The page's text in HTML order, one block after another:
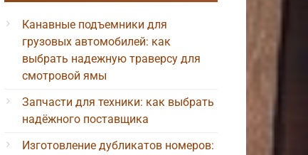
Канавные подъемники для
грузовых автомобилей: как
выбрать надежную траверсу для
смотровой ямы
Запчасти для техники: как выбрать
надёжного поставщика
Изготовление дубликатов номеров: